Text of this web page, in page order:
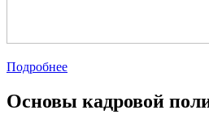
Подробнее
Основы кадровой